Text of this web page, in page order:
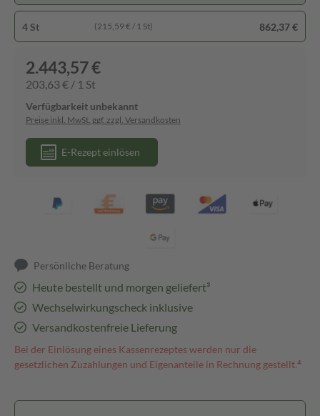
4 St (215,59 € / 1 St) 862,37 €
2.443,57 €
203,63 € / 1 St
Verfügbarkeit unbekannt
Preise inkl. MwSt. ggf. zzgl. Versandkosten
E-Rezept einlösen
Persönliche Beratung
Heute bestellt und morgen geliefert³
Wechselwirkungscheck inklusive
Versandkostenfreie Lieferung
Bei der Einlösung eines Kassenrezeptes werden nur die
gesetzlichen Zuzahlungen und Eigenanteile in Rechnung gestellt.⁴